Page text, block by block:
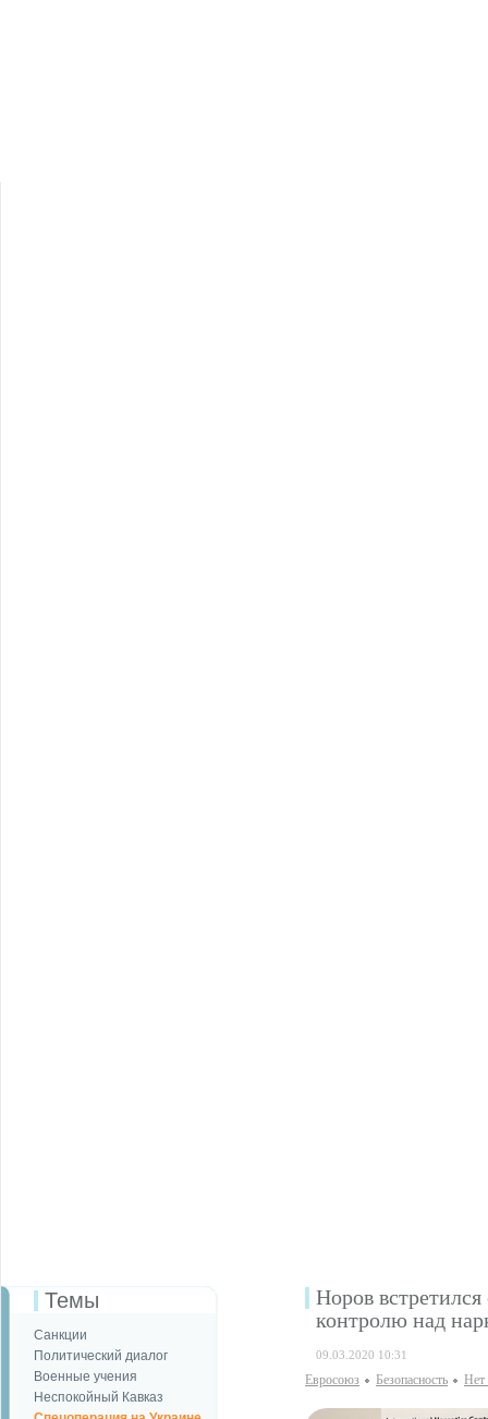
Темы
Санкции
Политический диалог
Военные учения
Неспокойный Кавказ
Норов
контролю над
09.03.2020 10:31
Евросоюз Безопаcность Нет